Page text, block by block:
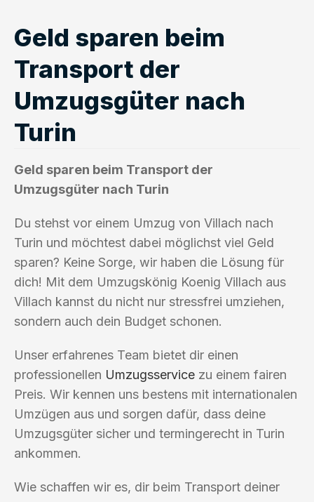
Geld sparen beim
Transport der
Umzugsgüter nach
Turin
Geld sparen beim Transport der
Umzugsgüter nach Turin
Du stehst vor einem Umzug von Villach nach
Turin und möchtest dabei möglichst viel Geld
sparen? Keine Sorge, wir haben die Lösung für
dich! Mit dem Umzugskönig Koenig Villach aus
Villach kannst du nicht nur stressfrei umziehen,
sondern auch dein Budget schonen.
Unser erfahrenes Team bietet dir einen
professionellen Umzugsservice zu einem fairen
Preis. Wir kennen uns bestens mit internationalen
Umzügen aus und sorgen dafür, dass deine
Umzugsgüter sicher und termingerecht in Turin
ankommen.
Wie schaffen wir es, dir beim Transport deiner